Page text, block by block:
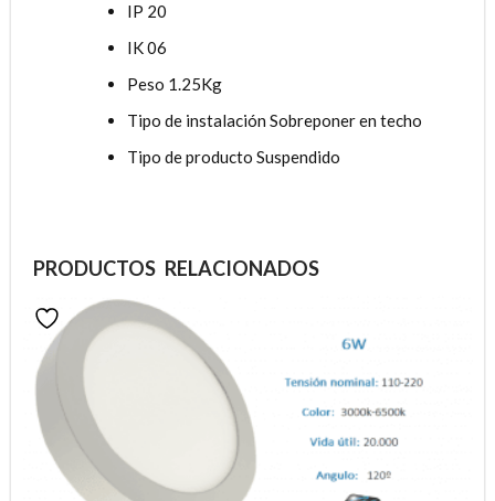
IP 20
IK 06
Peso 1.25Kg
Tipo de instalación Sobreponer en techo
Tipo de producto Suspendido
PRODUCTOS RELACIONADOS